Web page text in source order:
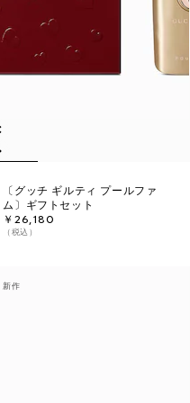
〔グッチ ギルティ プールファ
ム〕ギフトセット
￥26,180
（税込）
新作